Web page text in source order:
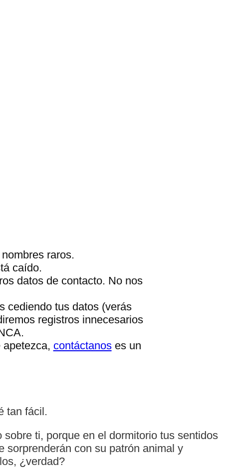
raros.
caído.
datos de contacto. No nos
cediendo tus datos (verás
registros innecesarios
apetezca, contáctanoses un
tan fácil.
ti, porque en el dormitorio tus sentidos
sorprenderán con su patrón animal y
¿verdad?